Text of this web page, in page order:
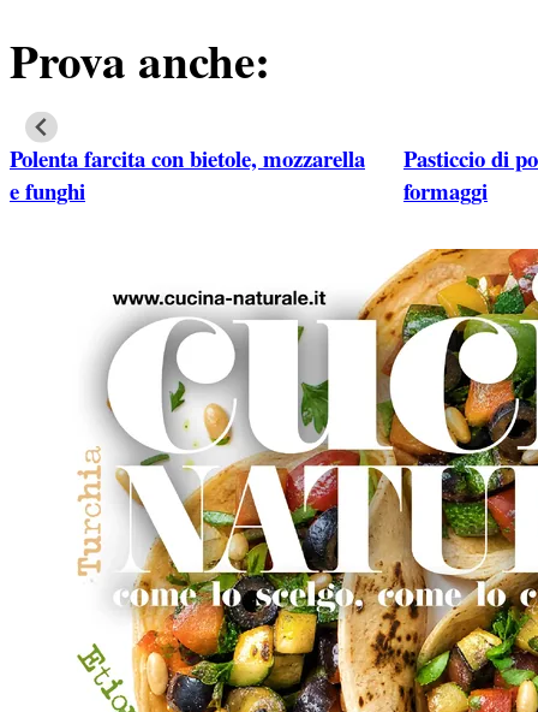
Prova anche:
Polenta farcita con bietole, mozzarella
e funghi
Pasticcio di
formaggi